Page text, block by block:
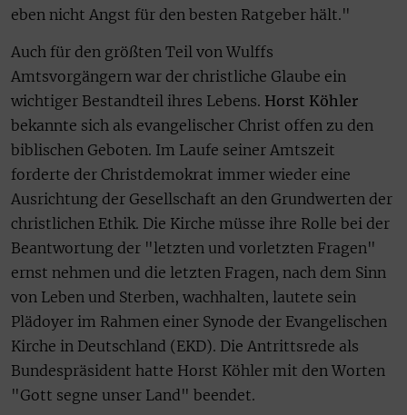
eben nicht Angst für den besten Ratgeber hält."
Auch für den größten Teil von Wulffs
Amtsvorgängern war der christliche Glaube ein
wichtiger Bestandteil ihres Lebens. Horst Köhler
bekannte sich als evangelischer Christ offen zu den
biblischen Geboten. Im Laufe seiner Amtszeit
forderte der Christdemokrat immer wieder eine
Ausrichtung der Gesellschaft an den Grundwerten der
christlichen Ethik. Die Kirche müsse ihre Rolle bei der
Beantwortung der "letzten und vorletzten Fragen"
ernst nehmen und die letzten Fragen, nach dem Sinn
von Leben und Sterben, wachhalten, lautete sein
Plädoyer im Rahmen einer Synode der Evangelischen
Kirche in Deutschland (EKD). Die Antrittsrede als
Bundespräsident hatte Horst Köhler mit den Worten
"Gott segne unser Land" beendet.